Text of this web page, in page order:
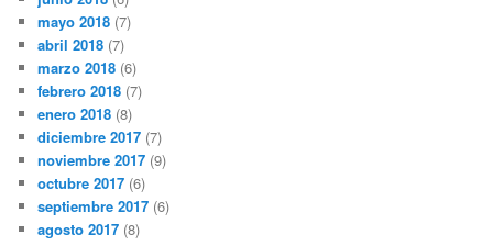
mayo 2018 (7)
abril 2018 (7)
marzo 2018 (6)
febrero 2018 (7)
enero 2018 (8)
diciembre 2017 (7)
noviembre 2017 (9)
octubre 2017 (6)
septiembre 2017 (6)
agosto 2017 (8)